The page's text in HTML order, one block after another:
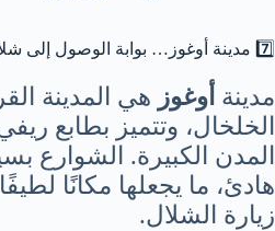
7️⃣ مدينة أوغوز… بوابة الوصول إلى شلال الخلخال
مدينة أوغوز هي المدينة
الخلخال، وتتميز بطابع
المدن الكبيرة. الشوارع
هادئ، ما يجعلها مكانًا
زيارة الشلال.